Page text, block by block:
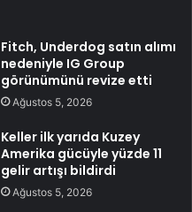
Fitch, Underdog satın alımı
nedeniyle IG Group
görünümünü revize etti
Ağustos 5, 2026
Keller ilk yarıda Kuzey
Amerika gücüyle yüzde 11
gelir artışı bildirdi
Ağustos 5, 2026